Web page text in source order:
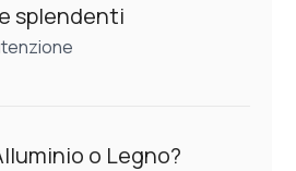
splendenti
o Legno?